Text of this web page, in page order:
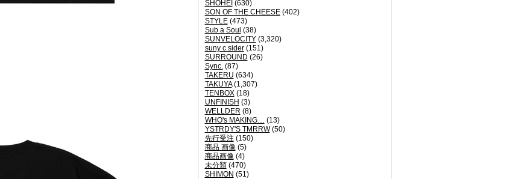
SHOHEI (630)
SON OF THE CHEESE(402)
STYLE(473)
Sub a Soul (38)
SUNVELOCITY(3,320)
suny c sider(151)
SURROUND (26)
Sync.(87)
TAKERU (634)
TAKUYA(1,307)
TENBOX(18)
UNFINISH (3)
WELLDER (8)
WHO's MAKING… (13)
YSTRDY'S TMRRW(50)
先行受注 (150)
商品 画像(5)
商品画像(4)
未分類(470)
SHIMON (51)